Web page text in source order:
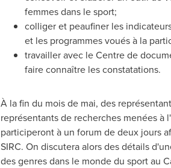
femmes dans le sport;
colliger et peaufiner les
et les programmes voués à la
travailler avec le Centre de
faire connaître les constatations.
À la fin du mois de mai, des
représentants de recherches menées
participeront à un forum de deux jours
SIRC. On discutera alors des détails
des genres dans le monde du sport au